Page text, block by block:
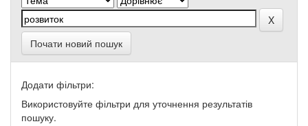
Почати новий пошук
Додати фільтри:
Використовуйте фільтри для уточнення результатів
пошуку.